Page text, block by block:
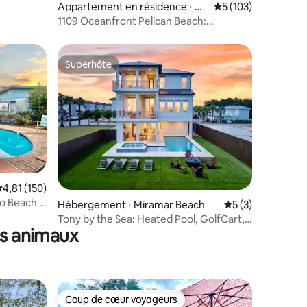
Appartement en résidence ⋅ De
stin
Évaluation
5 (103)
1109 Oceanfront Pelican Beach:
: 4,98 sur 5
moyenne sur la base de 150 commentaires : 4,81 sur 5
4,81 (150)
Beach -
Superhôte
Superhôte
Hébergement ⋅ Miramar Beach Évaluation
5 (3)
Tony by the Sea: Heated Pool, GolfCart,
Prvt Beach
animaux
Coup de cœur voyageurs